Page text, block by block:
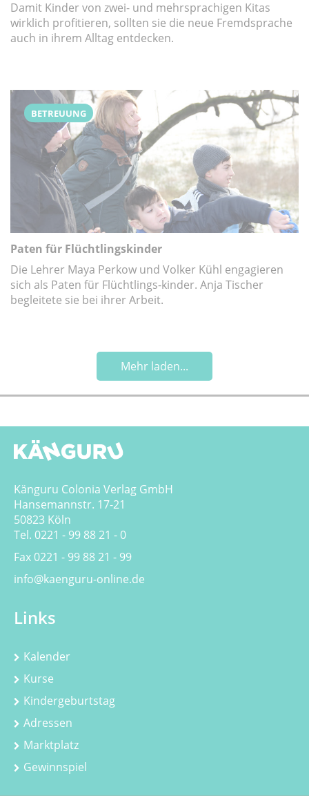
Damit Kinder von zwei- und mehrsprachigen Kitas
wirklich profitieren, sollten sie die neue Fremdsprache
auch in ihrem Alltag entdecken.
BETREUUNG
Paten für Flüchtlingskinder
Die Lehrer Maya Perkow und Volker Kühl engagieren
sich als Paten für Flüchtlings-kinder. Anja Tischer
begleitete sie bei ihrer Arbeit.
Mehr laden...
Känguru Colonia Verlag GmbH
Hansemannstr. 17-21
50823 Köln
Tel. 0221 - 99 88 21 - 0
Fax 0221 - 99 88 21 - 99
info@kaenguru-online.de
Links
Kalender
Kurse
Kindergeburtstag
Adressen
Marktplatz
Gewinnspiel